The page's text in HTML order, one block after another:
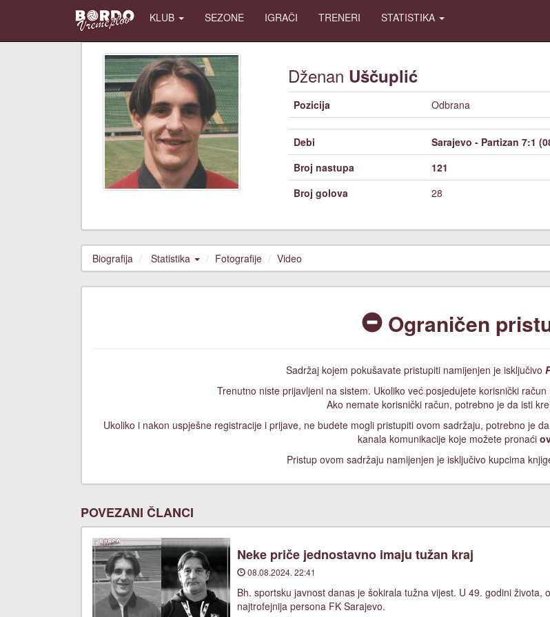
KLUB SEZONE IGRAČI TRENERI STATISTIKA
Dženan Uščuplić
Pozicija Odbrana
Debi
Sarajevo - Partizan 7:1
Broj nastupa
121
Broj golova
28
Biografija Statistika Fotografije Video
Ograničen
Sadržaj kojem pokušavate pristupiti namijenjen je isključivo
Trenutno niste prijavljeni na sistem. Ukoliko već posjedujete korisnički
Ako nemate korisnički račun, potrebno je da isti
Ukoliko i nakon uspješne registracije i prijave, ne budete mogli pristupiti ovom sadržaju, potrebno je
kanala komunikacije koje možete pronaći
Pristup ovom sadržaju namijenjen je isključivo kupcima
POVEZANI ČLANCI
Neke priče jednostavno imaju tužan kraj
08.08.2024. 22:41
Bh. sportsku javnost danas je šokirala tužna vijest. U 49. godini
najtrofejnija persona FK Sarajevo.